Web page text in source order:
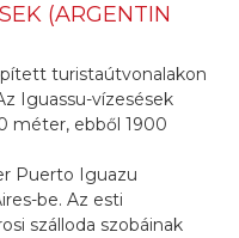
(ARGENTIN
turistaútvonalakon
Iguassu-vízesések
méter, ebből 1900
Puerto Iguazu
be. Az esti
szálloda szobáinak